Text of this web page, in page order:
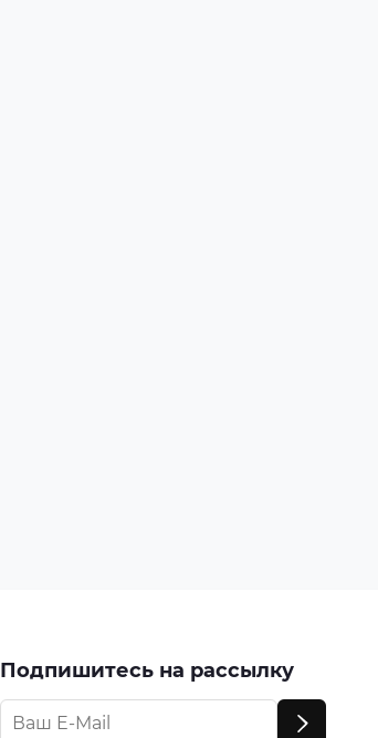
Подпишитесь на рассылку